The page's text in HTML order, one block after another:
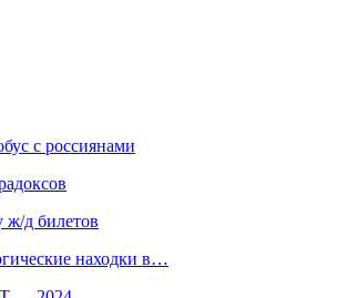
с россиянами
ж/д билетов
находки в…